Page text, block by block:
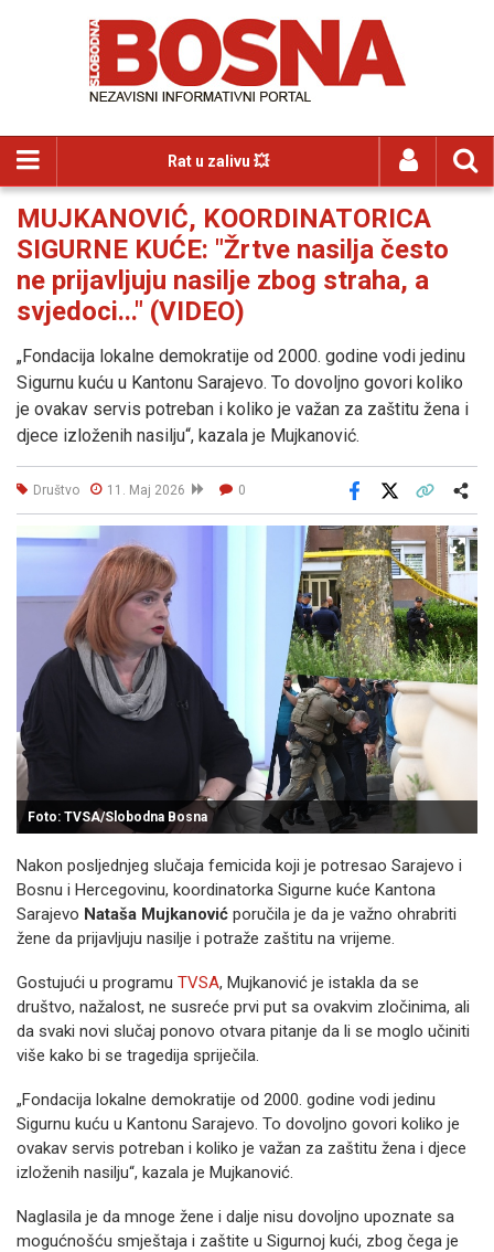
Rat u zalivu 💥
MUJKANOVIĆ, KOORDINATORICA
SIGURNE KUĆE: "Žrtve nasilja često
ne prijavljuju nasilje zbog straha, a
svjedoci..." (VIDEO)
„Fondacija lokalne demokratije od 2000. godine vodi jedinu
Sigurnu kuću u Kantonu Sarajevo. To dovoljno govori koliko
je ovakav servis potreban i koliko je važan za zaštitu žena i
djece izloženih nasilju“, kazala je Mujkanović.
Društvo 11. Maj 2026 0
Facebook
Foto: TVSA/Slobodna Bosna
Nakon posljednjeg slučaja femicida koji je potresao Sarajevo i
Bosnu i Hercegovinu, koordinatorka Sigurne kuće Kantona
Sarajevo Nataša Mujkanović poručila je da je važno ohrabriti
žene da prijavljuju nasilje i potraže zaštitu na vrijeme.
Gostujući u programu TVSA, Mujkanović je istakla da se
društvo, nažalost, ne susreće prvi put sa ovakvim zločinima, ali
da svaki novi slučaj ponovo otvara pitanje da li se moglo učiniti
više kako bi se tragedija spriječila.
„Fondacija lokalne demokratije od 2000. godine vodi jedinu
Sigurnu kuću u Kantonu Sarajevo. To dovoljno govori koliko je
ovakav servis potreban i koliko je važan za zaštitu žena i djece
izloženih nasilju“, kazala je Mujkanović.
Naglasila je da mnoge žene i dalje nisu dovoljno upoznate sa
mogućnošću smještaja i zaštite u Sigurnoj kući, zbog čega je